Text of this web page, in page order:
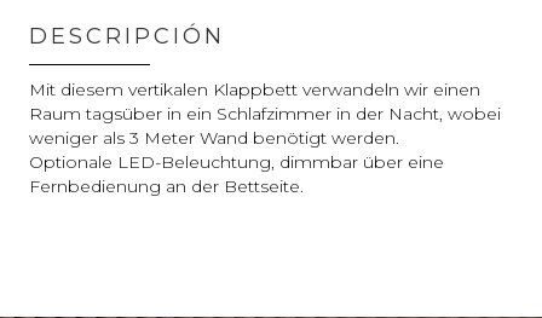
DESCRIPCIÓN
Mit diesem vertikalen Klappbett verwandeln wir einen
Raum tagsüber in ein Schlafzimmer in der Nacht, wobei
weniger als 3 Meter Wand benötigt werden.
Optionale LED-Beleuchtung, dimmbar über eine
Fernbedienung an der Bettseite.